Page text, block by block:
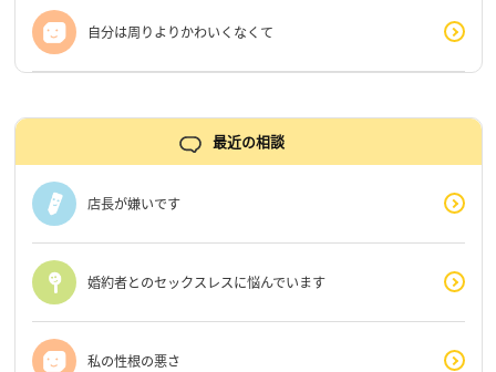
自分は周りよりかわいくなくて
最近の相談
店長が嫌いです
婚約者とのセックスレスに悩んでいます
私の性根の悪さ